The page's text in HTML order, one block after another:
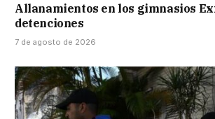
Allanamientos en los gimnasios
detenciones
7 de agosto de 2026